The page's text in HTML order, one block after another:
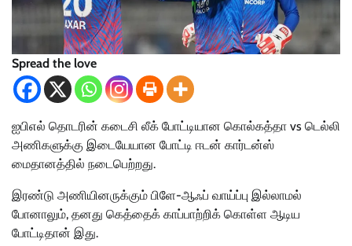
Spread the love
ஐபிஎல் தொடரின் கடைசி லீக் போட்டியான கொல்கத்தா vs டெல்லி
அணிகளுக்கு இடையேயான போட்டி ஈடன் கார்டன்ஸ்
மைதானத்தில் நடைபெற்றது.
இரண்டு அணியினருக்கும் பிளே-ஆஃப் வாய்ப்பு இல்லாமல்
போனாலும், தனது கெத்தைக் காப்பாற்றிக் கொள்ள ஆடிய
போட்டிதான் இது.